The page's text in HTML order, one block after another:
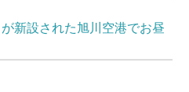
新設された旭川空港でお昼